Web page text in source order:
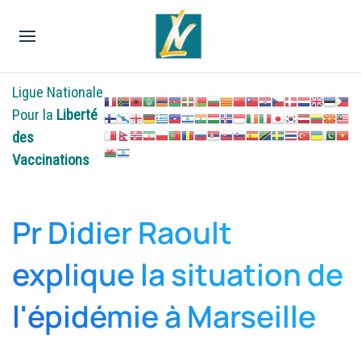
Ligue Nationale
Pour la Liberté
des
Vaccinations
Pr Didier Raoult
explique la situation de
l'épidémie à Marseille